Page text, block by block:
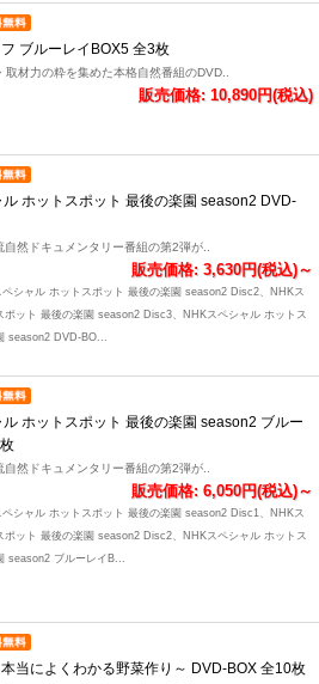
ブルーレイBOX5 全3枚
取材力の粋を集めた本格自然番組のDVD..
販売価格: 10,890円(税込)
ル ホットスポット 最後の楽園 season2 DVD-
自然ドキュメンタリー番組の第2弾が..
販売価格: 3,630円(税込)～
シャル ホットスポット 最後の楽園 season2 Disc2、NHKス
ポット 最後の楽園 season2 Disc3、NHKスペシャル ホットス
season2 DVD-BO...
ル ホットスポット 最後の楽園 season2 ブルー
自然ドキュメンタリー番組の第2弾が..
販売価格: 6,050円(税込)～
シャル ホットスポット 最後の楽園 season2 Disc1、NHKス
ポット 最後の楽園 season2 Disc2、NHKスペシャル ホットス
season2 ブルーレイB...
当によくわかる野菜作り～ DVD-BOX 全10枚